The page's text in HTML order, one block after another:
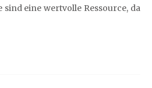
eine wertvolle Ressource, da